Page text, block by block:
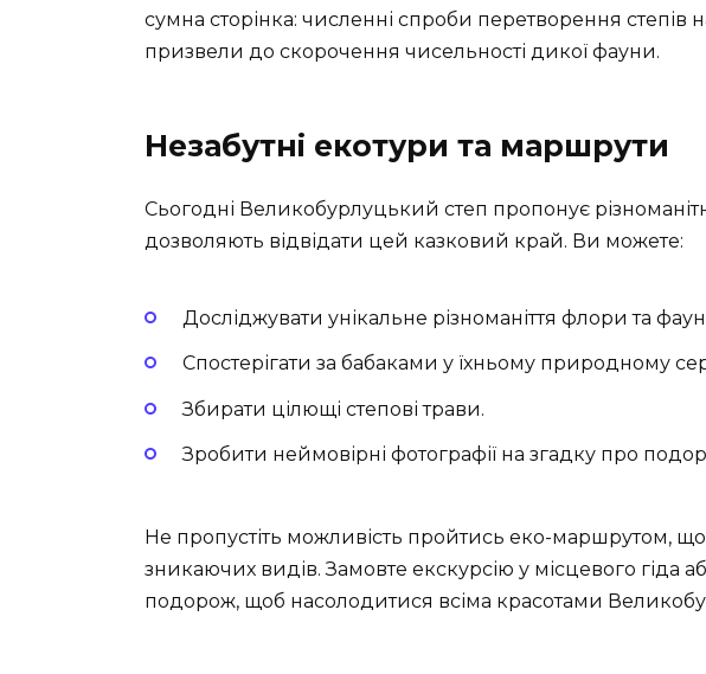
сумна сторінка: численні спроби перетворення степів
призвели до скорочення чисельності дикої фауни.
Незабутні екотури та маршрути
Сьогодні Великобурлуцький степ пропонує
дозволяють відвідати цей казковий край. Ви можете:
Досліджувати унікальне різноманіття флори та
Спостерігати за бабаками у їхньому природному
Збирати цілющі степові трави.
Зробити неймовірні фотографії на згадку про
Не пропустіть можливість пройтись еко-маршрутом,
зникаючих видів. Замовте екскурсію у місцевого гіда
подорож, щоб насолодитися всіма красотами